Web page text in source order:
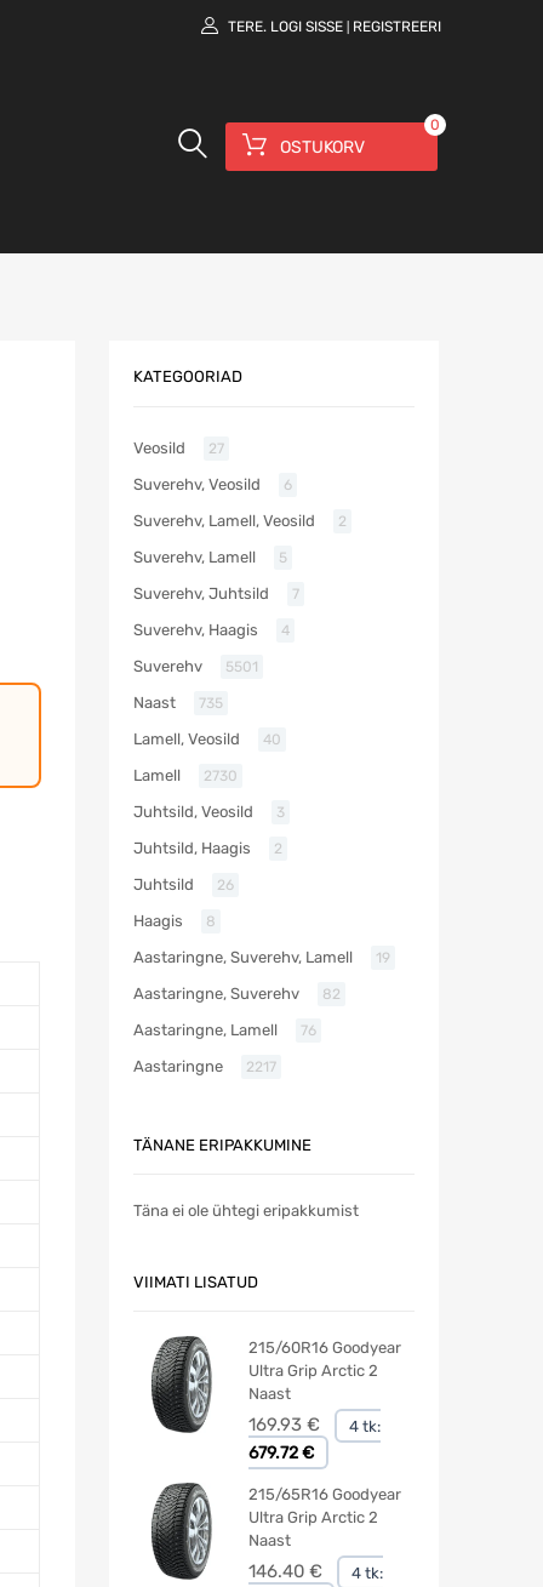
TERE. LOGI SISSE REGISTREERI
OSTUKORV
0
KATEGOORIAD
Veosild 27
Suverehv, Veosild 6
Suverehv, Lamell, Veosild 2
Suverehv, Lamell 5
Suverehv, Juhtsild 7
Suverehv, Haagis 4
Suverehv 5501
Naast 735
Lamell, Veosild 40
Lamell 2730
Juhtsild, Veosild 3
Juhtsild, Haagis 2
Juhtsild 26
Haagis 8
Aastaringne, Suverehv, Lamell 19
Aastaringne, Suverehv 82
Aastaringne, Lamell 76
Aastaringne 2217
TÄNANE ERIPAKKUMINE
Täna ei ole ühtegi eripakkumist
VIIMATI LISATUD
215/60R16 Goodyear
Ultra Grip Arctic 2
Naast
169.93 € 4 tk:
679.72 €
215/65R16 Goodyear
Ultra Grip Arctic 2
Naast
146.40 € 4 tk: